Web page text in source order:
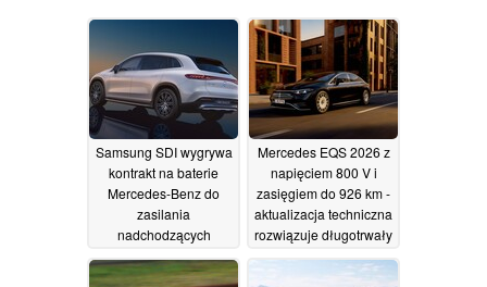
Samsung SDI wygrywa
kontrakt na baterie
Mercedes-Benz do
zasilania
nadchodzących
elektrycznych SUV-ów
i coupe20/04/2026
Mercedes EQS 2026 z
napięciem 800 V i
zasięgiem do 926 km -
aktualizacja techniczna
rozwiązuje długotrwały
problem z wizerunkiem
14/04/2026